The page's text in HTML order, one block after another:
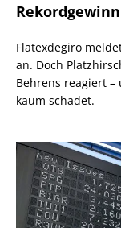
Flatexdegiro
an. Doch
Behrens reagiert
kaum schadet.